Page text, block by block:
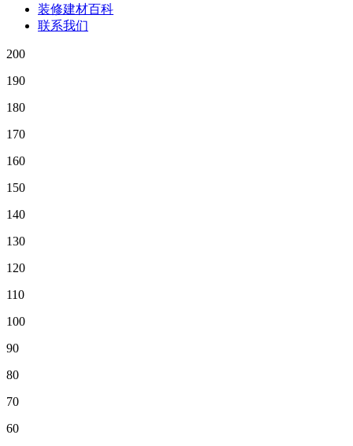
装修建材百科
联系我们
200
190
180
170
160
150
140
130
120
110
100
90
80
70
60